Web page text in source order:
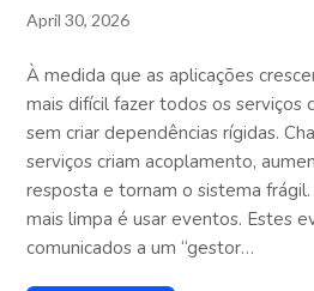
April 30, 2026
À medida que as aplicações
mais difícil fazer todos os serviços
sem criar dependências rígidas.
serviços criam acoplamento,
resposta e tornam o sistema
mais limpa é usar eventos. Estes
comunicados a um “gestor…